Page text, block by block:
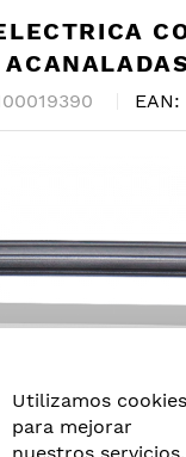
Utilizamos cookies
para mejorar
nuestros servicios,
EAN